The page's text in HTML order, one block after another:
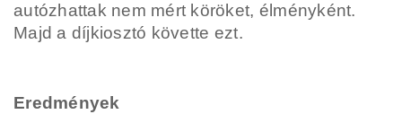
autózhattak nem mért köröket, élményként.
Majd a díjkiosztó követte ezt.
Eredmények